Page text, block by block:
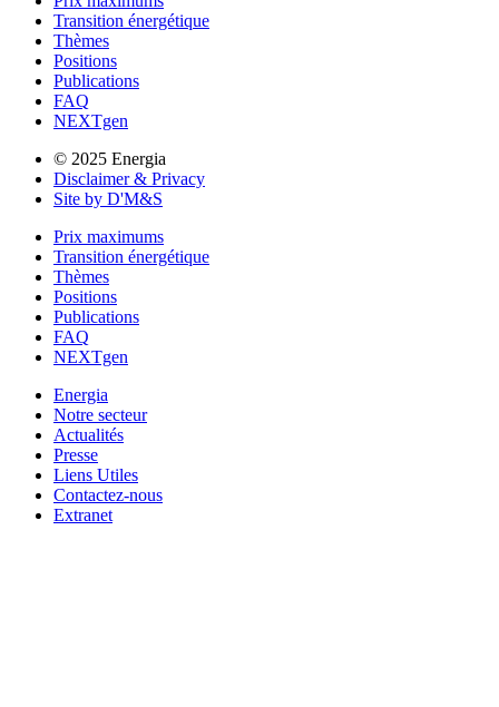
Transition énergétique
Thèmes
Positions
Publications
FAQ
NEXTgen
© 2025 Energia
Disclaimer & Privacy
Site by D'M&S
Prix maximums
Transition énergétique
Thèmes
Positions
Publications
FAQ
NEXTgen
Energia
Notre secteur
Actualités
Presse
Liens Utiles
Contactez-nous
Extranet